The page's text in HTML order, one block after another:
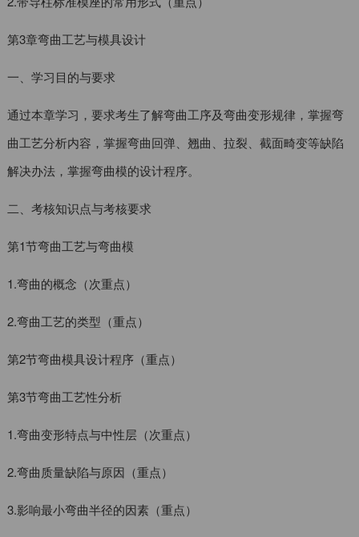
第3章弯曲工艺与模具设计
一、学习目的与要求
通过本章学习，要求考生了解弯曲工序及弯曲变形规律，掌握弯
曲工艺分析内容，掌握弯曲回弹、翘曲、拉裂、截面畸变等缺陷
解决办法，掌握弯曲模的设计程序。
二、考核知识点与考核要求
第1节弯曲工艺与弯曲模
1.弯曲的概念（次重点）
2.弯曲工艺的类型（重点）
第2节弯曲模具设计程序（重点）
第3节弯曲工艺性分析
1.弯曲变形特点与中性层（次重点）
2.弯曲质量缺陷与原因（重点）
3.影响最小弯曲半径的因素（重点）